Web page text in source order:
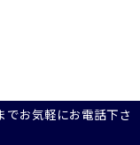
でお気軽にお電話下さ